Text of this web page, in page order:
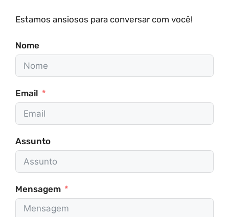
Estamos ansiosos para conversar com você!
Nome
Email
Assunto
Mensagem